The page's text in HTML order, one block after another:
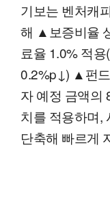
기보는 벤처캐
해 ▲보증비율
료율 1.0% 적
0.2%p↓) ▲펀
자 예정 금액의
치를 적용하며,
단축해 빠르게